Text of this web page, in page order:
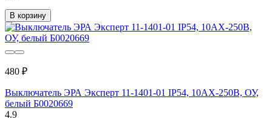
В корзину
480 ₽
Выключатель ЭРА Эксперт 11-1401-01 IP54, 10АХ-250В, ОУ,
белый Б0020669
4.9